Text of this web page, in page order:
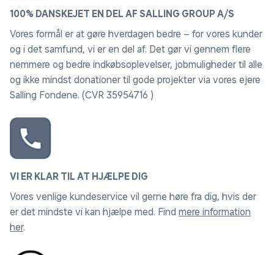
100% DANSKEJET EN DEL AF SALLING GROUP A/S
Vores formål er at gøre hverdagen bedre – for vores kunder
og i det samfund, vi er en del af. Det gør vi gennem flere
nemmere og bedre indkøbsoplevelser, jobmuligheder til alle
og ikke mindst donationer til gode projekter via vores ejere
Salling Fondene. (CVR 35954716 )
VI ER KLAR TIL AT HJÆLPE DIG
Vores venlige kundeservice vil gerne høre fra dig, hvis der
er det mindste vi kan hjælpe med. Find mere information
her.